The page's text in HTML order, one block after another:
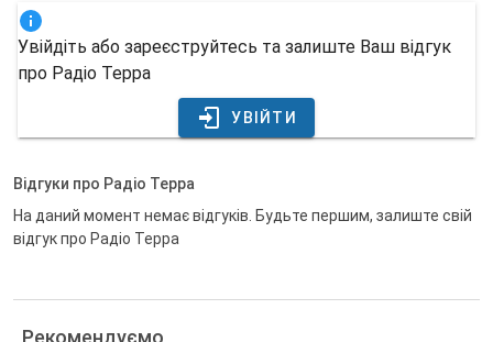
Увійдіть або зареєструйтесь та залиште Ваш відгук
про Радіо Терра
УВІЙТИ
Відгуки про Радіо Терра
На даний момент немає відгуків. Будьте першим, залиште свій
відгук про Радіо Терра
Рекомендуємо